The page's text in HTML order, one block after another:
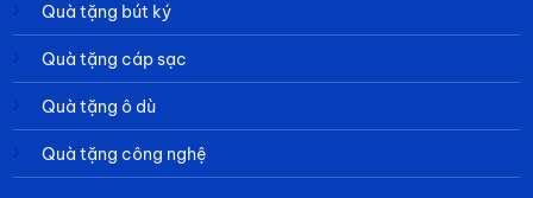
Quà tặng bút ký
Quà tặng cáp sạc
Quà tặng ô dù
Quà tặng công nghệ